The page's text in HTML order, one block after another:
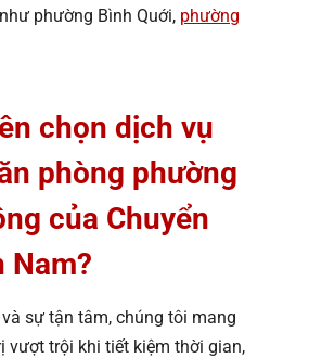
phường Bình Quới, phường
chọn dịch vụ
phòng phường
của Chuyển
Nam?
sự tận tâm, chúng tôi mang
vượt trội khi tiết kiệm thời gian,